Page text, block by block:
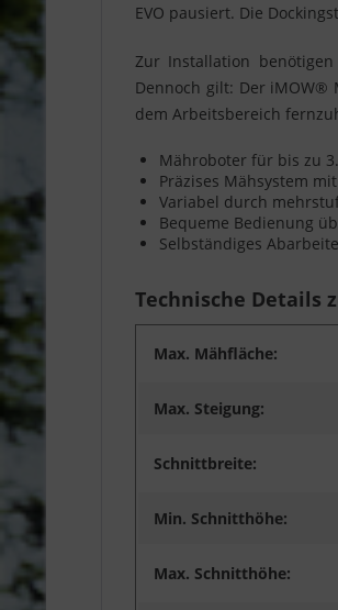
EVO pausiert. Die
Zur Installation
Dennoch gilt: Der iMOW®
dem Arbeitsbereich
Mähroboter für bis zu
Präzises Mähsystem
Variabel durch
Bequeme Bedienung
Selbständiges
Technische Details
Max. Mähfläche:
Max. Steigung:
Schnittbreite:
Min. Schnitthöhe:
Max. Schnitthöhe: